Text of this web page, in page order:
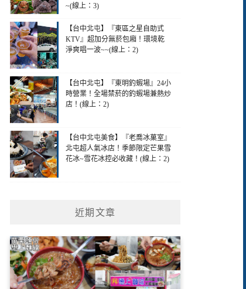
~(線上：3)
【台中北屯】『東區之星自助式
KTV』超加分無菸包廂！環境乾
淨爽唱一波~~(線上：2)
【台中北屯】『東明釣蝦場』24小
時營業！全場禁菸的釣蝦場兼熱炒
店！(線上：2)
【台中北屯美食】『老喬冰菓室』
北屯超人氣冰店！季節限定芒果雪
花冰~雪花冰控必收藏！(線上：2)
近期文章